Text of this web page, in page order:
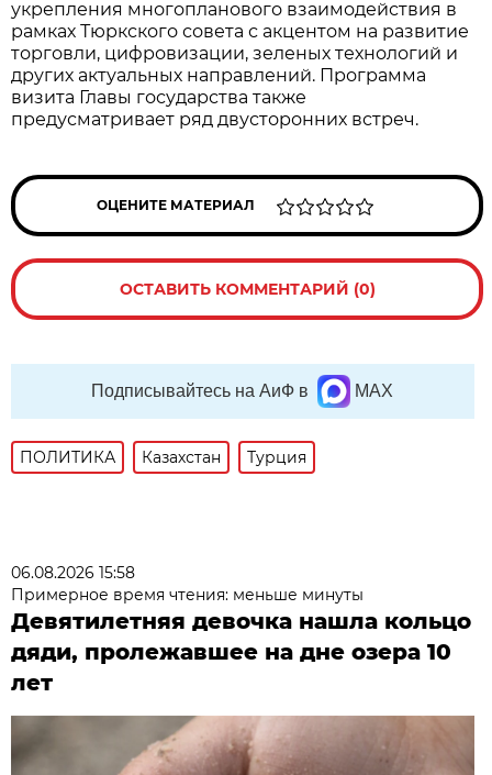
укрепления многопланового взаимодействия в
рамках Тюркского совета с акцентом на развитие
торговли, цифровизации, зеленых технологий и
других актуальных направлений. Программа
визита Главы государства также
предусматривает ряд двусторонних встреч.
ОЦЕНИТЕ МАТЕРИАЛ
ОСТАВИТЬ КОММЕНТАРИЙ (0)
Подписывайтесь на АиФ в MAX
ПОЛИТИКА Казахстан Турция
06.08.2026 15:58
Примерное время чтения: меньше минуты
Девятилетняя девочка нашла кольцо
дяди, пролежавшее на дне озера 10
лет